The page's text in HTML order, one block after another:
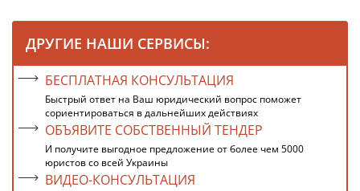
ДРУГИЕ НАШИ СЕРВИСЫ:
БЕСПЛАТНАЯ КОНСУЛЬТАЦИЯ
Быстрый ответ на Ваш юридический вопрос поможет
сориентироваться в дальнейших действиях
ОБЪЯВИТЕ СОБСТВЕННЫЙ ТЕНДЕР
И получите выгодное предложение от более чем 5000
юристов со всей Украины
ВИДЕО-КОНСУЛЬТАЦИЯ